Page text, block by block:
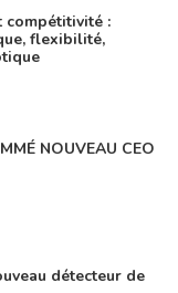
compétitivité :
flexibilité,
NOUVEAU CEO
détecteur de